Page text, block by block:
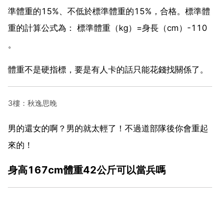
準體重的15%、不低於標準體重的15%，合格。標準體
重的計算公式為： 標準體重（kg）=身長（cm）-110
。
體重不是硬指標，要是有人卡的話只能花錢找關係了。
3樓：秋逸思晚
男的還女的啊？男的就太輕了！不過道部隊後你會重起
來的！
身高167cm體重42公斤可以當兵嗎